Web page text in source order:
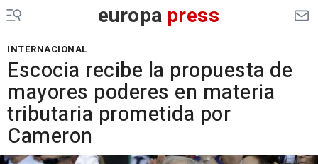
europa press
INTERNACIONAL
Escocia recibe la propuesta de
mayores poderes en materia
tributaria prometida por
Cameron